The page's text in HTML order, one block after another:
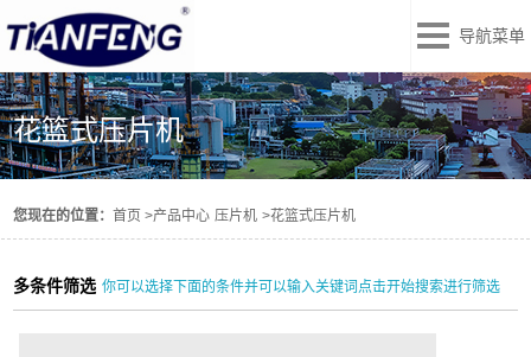
导航菜单
花篮式压片机
您现在的位置：首页 >产品中心 压片机 >花篮式压片机
多条件筛选 你可以选择下面的条件并可以输入关键词点击开始搜索进行筛选